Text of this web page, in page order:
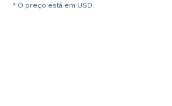
* O preço está em USD.